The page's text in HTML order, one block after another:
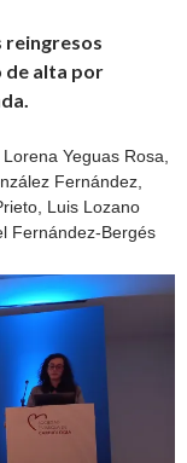
reingresos
de alta por
Yeguas Rosa,
Fernández,
Luis Lozano
Fernández-Bergés